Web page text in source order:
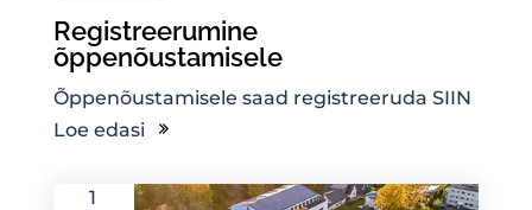
Registreerumine
õppenõustamisele
Õppenõustamisele saad registreeruda SIIN
Loe edasi
1